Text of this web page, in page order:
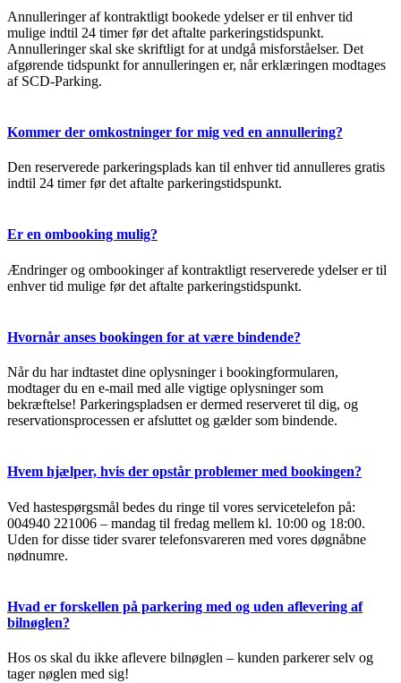
Annulleringer af kontraktligt bookede ydelser er til enhver tid
mulige indtil 24 timer før det aftalte parkeringstidspunkt.
Annulleringer skal ske skriftligt for at undgå misforståelser. Det
afgørende tidspunkt for annulleringen er, når erklæringen modtages
af SCD-Parking.
Kommer der omkostninger for mig ved en annullering?
Den reserverede parkeringsplads kan til enhver tid annulleres gratis
indtil 24 timer før det aftalte parkeringstidspunkt.
Er en ombooking mulig?
Ændringer og ombookinger af kontraktligt reserverede ydelser er til
enhver tid mulige før det aftalte parkeringstidspunkt.
Hvornår anses bookingen for at være bindende?
Når du har indtastet dine oplysninger i bookingformularen,
modtager du en e-mail med alle vigtige oplysninger som
bekræftelse! Parkeringspladsen er dermed reserveret til dig, og
reservationsprocessen er afsluttet og gælder som bindende.
Hvem hjælper, hvis der opstår problemer med bookingen?
Ved hastespørgsmål bedes du ringe til vores servicetelefon på:
004940 221006 – mandag til fredag mellem kl. 10:00 og 18:00.
Uden for disse tider svarer telefonsvareren med vores døgnåbne
nødnumre.
Hvad er forskellen på parkering med og uden aflevering af
bilnøglen?
Hos os skal du ikke aflevere bilnøglen – kunden parkerer selv og
tager nøglen med sig!